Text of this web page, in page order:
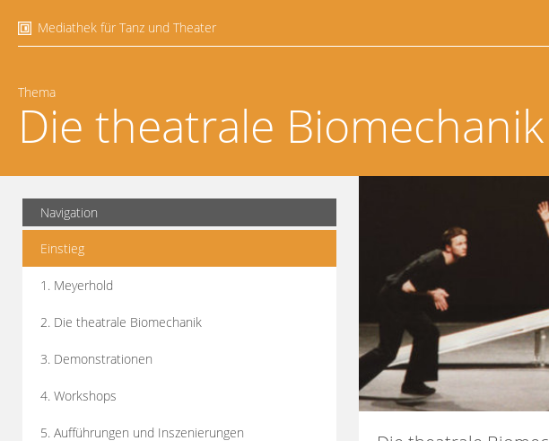
Mediathek für Tanz und Theater
Thema
Die theatrale Biomechanik
Navigation
Einstieg
1. Meyerhold
2. Die theatrale Biomechanik
3. Demonstrationen
4. Workshops
5. Aufführungen und Inszenierungen